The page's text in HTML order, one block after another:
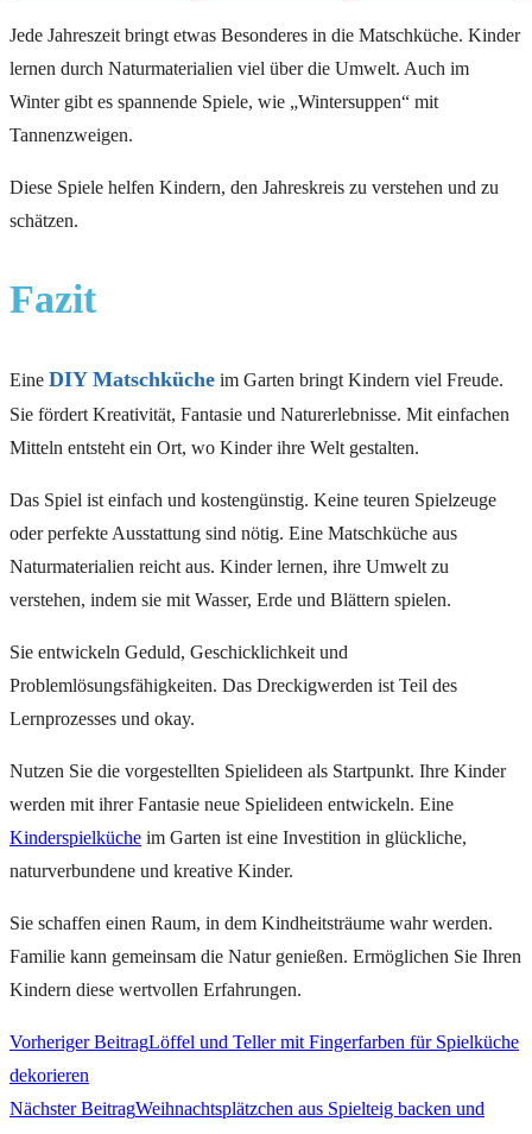
Jede Jahreszeit bringt etwas Besonderes in die Matschküche. Kinder
lernen durch Naturmaterialien viel über die Umwelt. Auch im
Winter gibt es spannende Spiele, wie „Wintersuppen“ mit
Tannenzweigen.
Diese Spiele helfen Kindern, den Jahreskreis zu verstehen und zu
schätzen.
Fazit
Eine DIY Matschküche im Garten bringt Kindern viel Freude.
Sie fördert Kreativität, Fantasie und Naturerlebnisse. Mit einfachen
Mitteln entsteht ein Ort, wo Kinder ihre Welt gestalten.
Das Spiel ist einfach und kostengünstig. Keine teuren Spielzeuge
oder perfekte Ausstattung sind nötig. Eine Matschküche aus
Naturmaterialien reicht aus. Kinder lernen, ihre Umwelt zu
verstehen, indem sie mit Wasser, Erde und Blättern spielen.
Sie entwickeln Geduld, Geschicklichkeit und
Problemlösungsfähigkeiten. Das Dreckigwerden ist Teil des
Lernprozesses und okay.
Nutzen Sie die vorgestellten Spielideen als Startpunkt. Ihre Kinder
werden mit ihrer Fantasie neue Spielideen entwickeln. Eine
Kinderspielküche im Garten ist eine Investition in glückliche,
naturverbundene und kreative Kinder.
Sie schaffen einen Raum, in dem Kindheitsträume wahr werden.
Familie kann gemeinsam die Natur genießen. Ermöglichen Sie Ihren
Kindern diese wertvollen Erfahrungen.
Weitere
Artikel
Vorheriger BeitragLöffel und Teller mit Fingerfarben für Spielküche
dekorieren
Nächster BeitragWeihnachtsplätzchen aus Spielteig backen und